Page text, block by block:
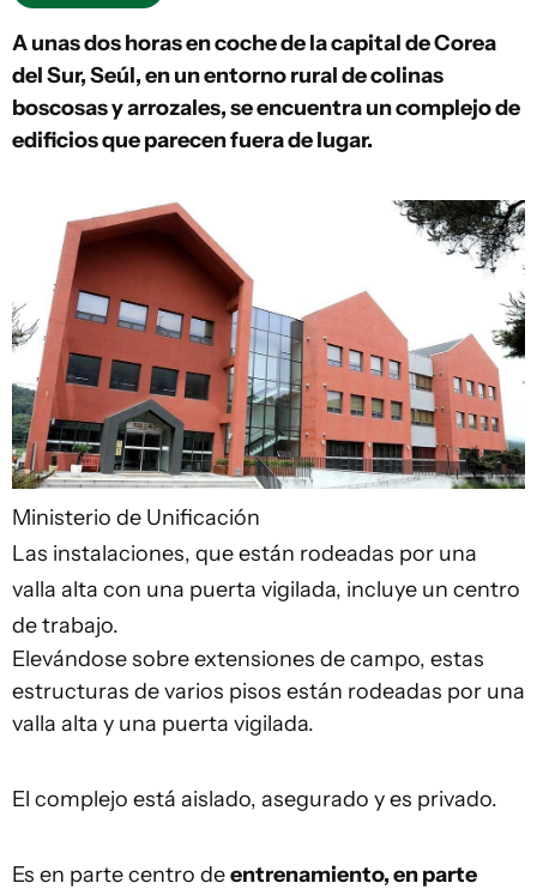
A unas dos horas en coche de la capital de Corea
del Sur, Seúl, en un entorno rural de colinas
boscosas y arrozales, se encuentra un complejo de
edificios que parecen fuera de lugar.
Ministerio de Unificación
Las instalaciones, que están rodeadas por una
valla alta con una puerta vigilada, incluye un centro
de trabajo.
Elevándose sobre extensiones de campo, estas
estructuras de varios pisos están rodeadas por una
valla alta y una puerta vigilada.
El complejo está aislado, asegurado y es privado.
Es en parte centro deentrenamiento, en parte